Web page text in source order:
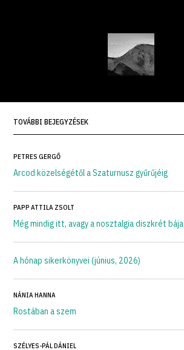
TOVÁBBI BEJEGYZÉSEK
PETRES GERGŐ
Arcod közelségétől a Szaturnusz gyűrűjéig
PAPP ATTILA ZSOLT
Még mindig itt, avagy a nosztalgia diszkrét bája
A hónap sikerkönyvei (június, 2026)
NÁNIA HANNA
Rostában a szem
SZÉLYES-PÁL DÁNIEL